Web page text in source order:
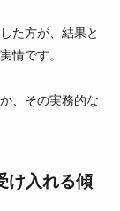
た方が、結果と
情です。
、その実務的な
け入れる傾